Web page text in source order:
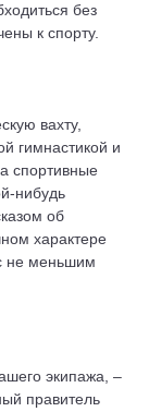
без
к спорту.
вахту,
гимнастикой и
спортивные
нибудь
об
характере
не меньшим
экипажа, –
правитель